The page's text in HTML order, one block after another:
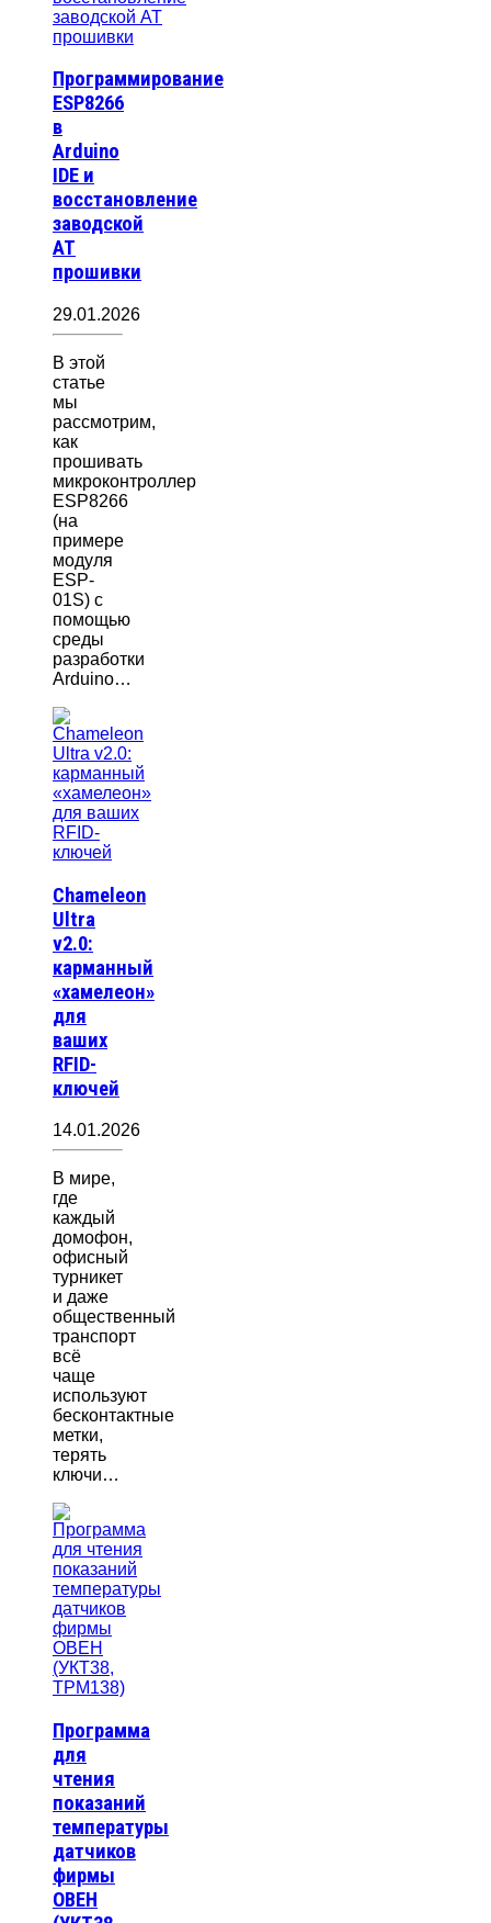
Программирование
ESP8266
в
Arduino
IDE и
восстановление
заводской
AT
прошивки
29.01.2026
В этой
статье
мы
рассмотрим,
как
прошивать
микроконтроллер
ESP8266
(на
примере
модуля
ESP-
01S) с
помощью
среды
разработки
Arduino…
Chameleon
Ultra
v2.0:
карманный
«хамелеон»
для
ваших
RFID-
ключей
14.01.2026
В мире,
где
каждый
домофон,
офисный
турникет
и даже
общественный
транспорт
всё
чаще
используют
бесконтактные
метки,
терять
ключи…
Программа
для
чтения
показаний
температуры
датчиков
фирмы
ОВЕН